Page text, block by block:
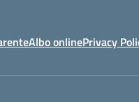
Albo onlinePrivacy